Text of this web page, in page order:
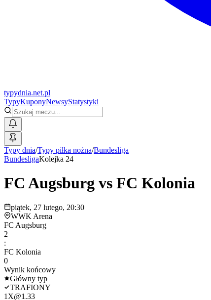
typydnia.net.pl
TypyKuponyNewsyStatystyki
Typy dnia/Typy piłka nożna/Bundesliga
BundesligaKolejka 24
FC Augsburg vs FC Kolonia
piątek, 27 lutego, 20:30
WWK Arena
FC Augsburg
2
:
FC Kolonia
0
Wynik końcowy
Główny typ
TRAFIONY
1X@1.33